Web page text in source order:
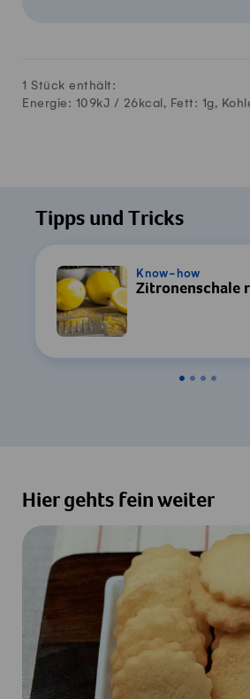
1 Stück enthält:
Energie: 109kJ / 26 kcal, Fett: 1g,
Tipps und Tricks
Know-how
Zitronenschale
Hier gehts fein weiter